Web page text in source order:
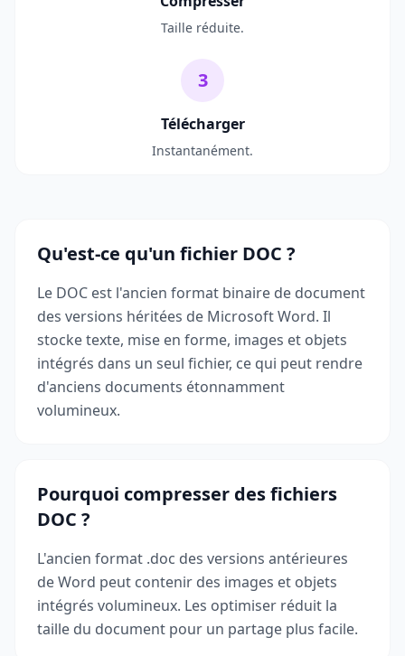
Taille réduite.
3
Télécharger
Instantanément.
Qu'est-ce qu'un fichier DOC ?
Le DOC est l'ancien format binaire de document
des versions héritées de Microsoft Word. Il
stocke texte, mise en forme, images et objets
intégrés dans un seul fichier, ce qui peut rendre
d'anciens documents étonnamment
volumineux.
Pourquoi compresser des fichiers
DOC ?
L'ancien format .doc des versions antérieures
de Word peut contenir des images et objets
intégrés volumineux. Les optimiser réduit la
taille du document pour un partage plus facile.